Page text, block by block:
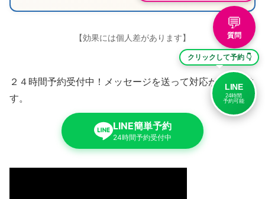
【効果には個人差があります】
２４時間予約受付中！メッセージを送って対応が始まりま
す。
LINE簡単予約
24時間予約受付中
💬
質問
クリックして予約 👇
LINE
24時間
予約可能